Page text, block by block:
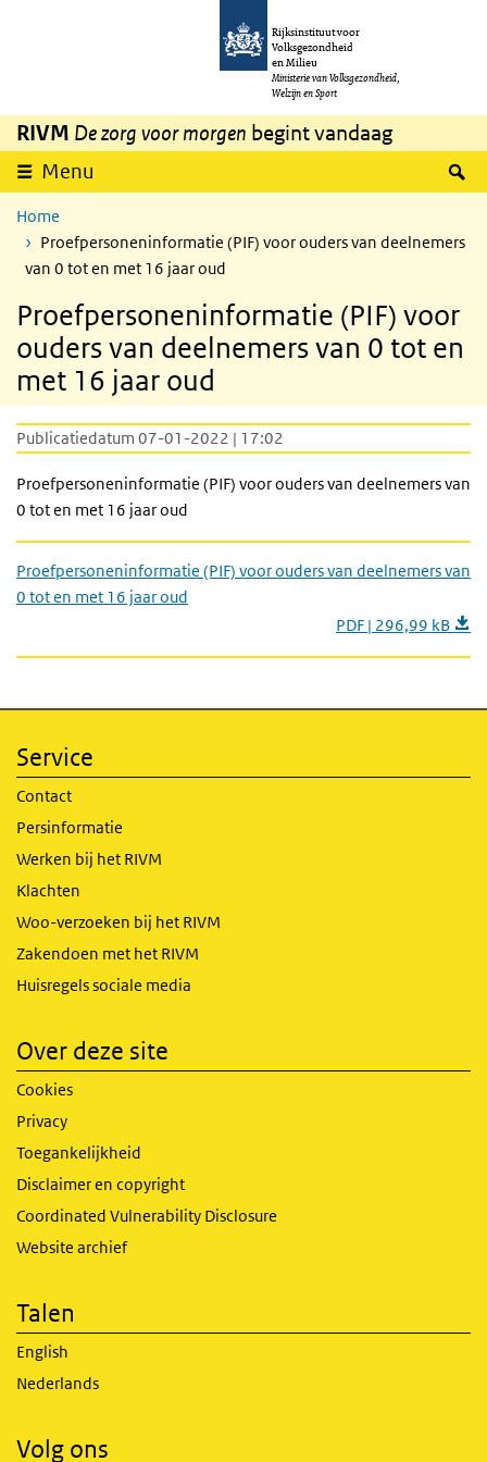
Overslaan en naar de inhoud gaan
Rijksinstituut voor
Volksgezondheid
en Milieu
Ministerie van Volksgezondheid,
Welzijn en Sport
RIVM De zorg voor morgen begint vandaag
Menu
Home
Proefpersoneninformatie (PIF) voor ouders van deelnemers
van 0 tot en met 16 jaar oud
Proefpersoneninformatie (PIF) voor
ouders van deelnemers van 0 tot en
met 16 jaar oud
Publicatiedatum 07-01-2022 | 17:02
Proefpersoneninformatie (PIF) voor ouders van deelnemers van
0 tot en met 16 jaar oud
Proefpersoneninformatie (PIF) voor ouders van deelnemers van
0 tot en met 16 jaar oud
PDF | 296,99 kB
Service
Contact
Persinformatie
Werken bij het RIVM
Klachten
Woo-verzoeken bij het RIVM
Zakendoen met het RIVM
Huisregels sociale media
Over deze site
Cookies
Privacy
Toegankelijkheid
Disclaimer en copyright
Coordinated Vulnerability Disclosure
Website archief
Talen
English
Nederlands
Volg ons